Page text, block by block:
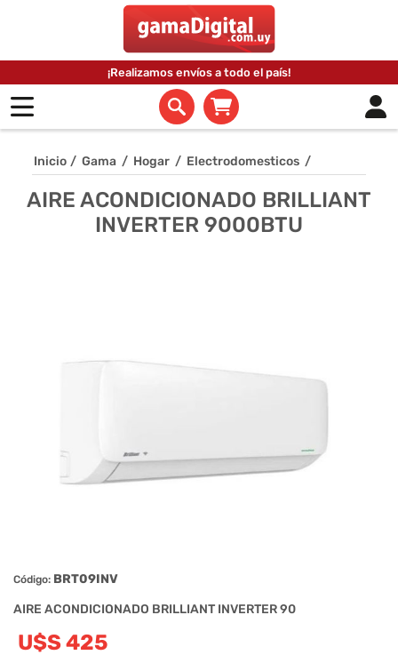
¡Realizamos envíos a todo el país!
Inicio / Gama / Hogar / Electrodomesticos /
AIRE ACONDICIONADO BRILLIANT
INVERTER 9000BTU
Código: BRT09INV
AIRE ACONDICIONADO BRILLIANT INVERTER 90
U$S 425